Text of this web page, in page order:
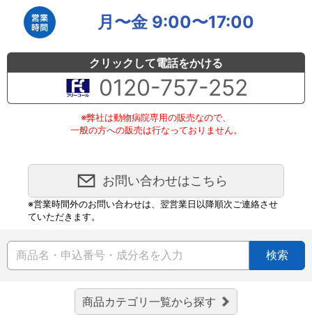
月〜金 9:00〜17:00
クリックして電話をかける
0120-757-252
※弊社は動物病院専用の販売なので、
一般の方への販売は行なっておりません。
お問い合わせはこちら
※営業時間外のお問い合わせは、翌営業日以降順次ご連絡させ
ていただきます。
検索
商品カテゴリ一覧から探す